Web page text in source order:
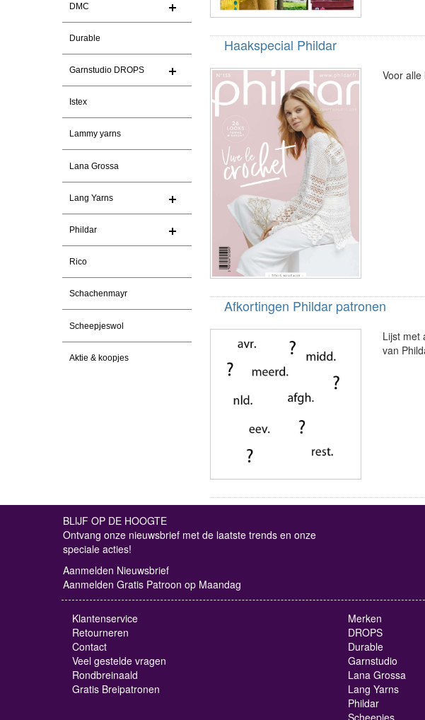
DMC
Durable
Garnstudio DROPS
Istex
Lammy yarns
Lana Grossa
Lang Yarns
Phildar
Rico
Schachenmayr
Scheepjeswol
Aktie & koopjes
Haakspecial Phildar
Voor
Afkortingen Phildar patronen
Lijst met
van
BLIJF OP DE HOOGTE
Ontvang onze nieuwsbrief met de laatste trends en onze
speciale acties!
Aanmelden Nieuwsbrief
Aanmelden Gratis Patroon op Maandag
Klantenservice
Retourneren
Contact
Veel gestelde vragen
Rondbreinaald
Gratis Breipatronen
Merken
DROPS
Durable
Garnstudio
Lana Grossa
Lang Yarns
Phildar